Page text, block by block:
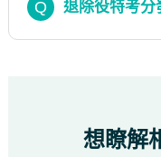
Q 退除役特考分
想瞭解